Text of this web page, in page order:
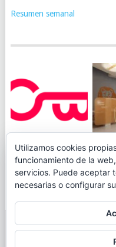
Resumen semanal
JUEGA AL
CANICÓDROMO
DIGITAL DE
OPENBANK
ING
LA
DE SU
©
Utilizamos cookies
funcionamiento de la
servicios. Puede aceptar
necesarias o configurar